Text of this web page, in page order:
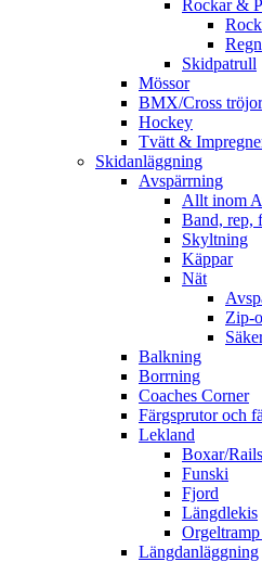
Rockar &
Skidpatrull
Mössor
BMX/Cross tröjor
Hockey
Tvätt &
Skidanläggning
Avspärrning
Allt inom
Band, rep,
Skyltning
Käppar
Nät
Zip-
Balkning
Borrning
Coaches Corner
Färgsprutor och
Lekland
Boxar/Rails
Funski
Fjord
Längdlekis
Längdanläggning